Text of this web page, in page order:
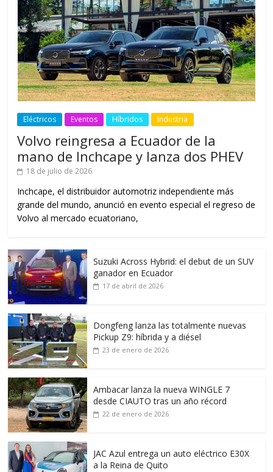
Eléctricos Eventos Híbridos Industria
Volvo reingresa a Ecuador de la
mano de Inchcape y lanza dos PHEV
18 de julio de 2026
Inchcape, el distribuidor automotriz independiente más
grande del mundo, anunció en evento especial el regreso de
Volvo al mercado ecuatoriano,
Suzuki Across Hybrid: el debut de un SUV
ganador en Ecuador
17 de abril de 2026
Dongfeng lanza las totalmente nuevas
Pickup Z9: híbrida y a diésel
23 de enero de 2026
Ambacar lanza la nueva WINGLE 7
desde CIAUTO tras un año récord
22 de enero de 2026
JAC Azul entrega un auto eléctrico E30X
a la Reina de Quito